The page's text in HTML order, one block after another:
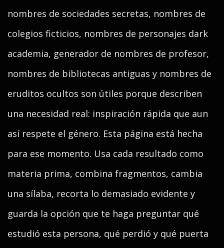
nombres de sociedades secretas, nombres de
colegios ficticios, nombres de personajes dark
academia, generador de nombres de profesor,
nombres de bibliotecas antiguas y nombres de
eruditos ocultos son útiles porque describen
una necesidad real: inspiración rápida que aun
así respete el género. Esta página está hecha
para ese momento. Usa cada resultado como
materia prima, combina fragmentos, cambia
una sílaba, recorta lo demasiado evidente y
guarda la opción que te haga preguntar qué
estudió esta persona, qué perdió y qué puerta